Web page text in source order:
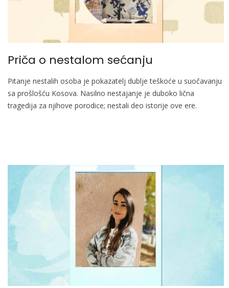
Priča o nestalom sećanju
Pitanje nestalih osoba je pokazatelj dublje teškoće u suočavanju
sa prošlošću Kosova. Nasilno nestajanje je duboko lična
tragedija za njihove porodice; nestali deo istorije ove ere.